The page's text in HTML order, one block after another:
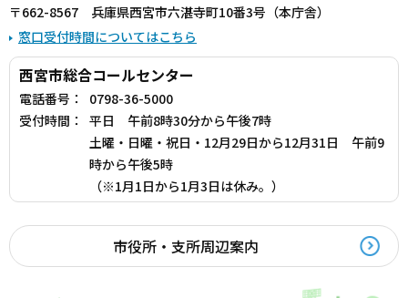
〒662-8567 兵庫県西宮市六湛寺町10番3号（本庁舎）
窓口受付時間についてはこちら
西宮市総合コールセンター
電話番号：
0798-36-5000
受付時間：
平日 午前8時30分から午後7時
土曜・日曜・祝日・12月29日から12月31日 午前9
時から午後5時
（※1月1日から1月3日は休み。）
市役所・支所周辺案内